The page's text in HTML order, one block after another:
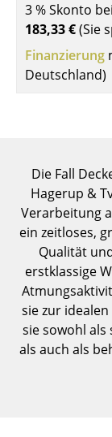
Stehtische
Kindertische
Einzelteile
... alle Tische
Regale &
Bücherregale
Wandregale
3 % Skonto
183,33 €(Sie
Finanzierung
Deutschland)
Die Fall
Hagerup &
Verarbeitung
ein zeitloses,
Qualität
erstklassige
sie zur
sie sowohl als
als auch als